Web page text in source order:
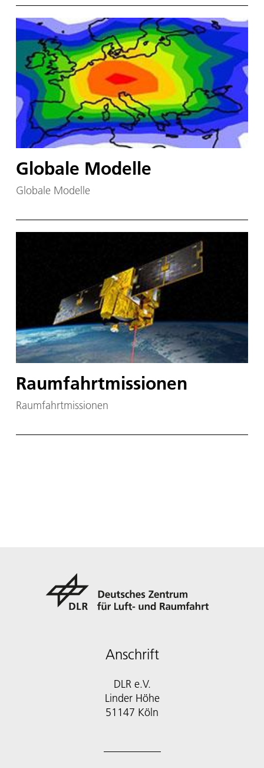
Vorhersageprodukte bis zur Anwendungsreife zu
entwickeln.
Globale Modelle
Globale Modelle
Raumfahrtmissionen
Raumfahrtmissionen
Anschrift
DLR e.V.
Linder Höhe
51147 Köln